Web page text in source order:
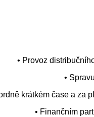
• Provoz
•
krátkém čase a za
• Finančním